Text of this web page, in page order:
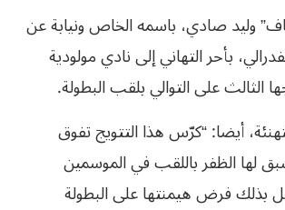
وليد صادي، باسمه الخاص ونيابة عن
بأحر التهاني إلى نادي مولودية
الثالث على التوالي بلقب البطولة.
أيضا: “كرّس هذا التتويج تفوق
لها الظفر باللقب في الموسمين
بذلك فرض هيمنتها على البطولة